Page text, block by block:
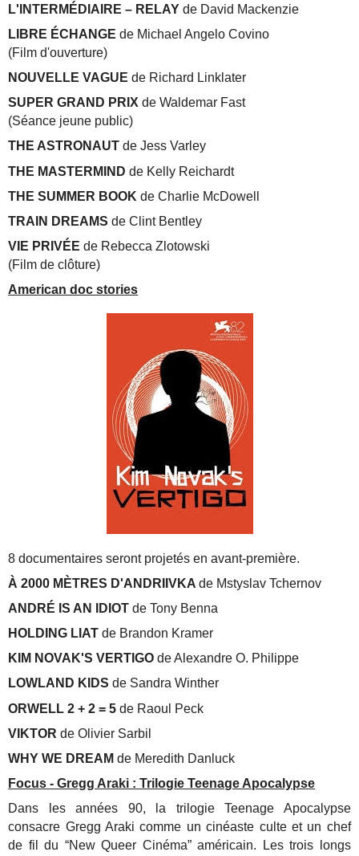
L'INTERMÉDIAIRE – RELAYde David Mackenzie
LIBRE ÉCHANGEde Michael Angelo Covino
(Film d'ouverture)
NOUVELLE VAGUEde Richard Linklater
SUPER GRAND PRIXde Waldemar Fast
(Séance jeune public)
THE ASTRONAUTde Jess Varley
THE MASTERMIND de Kelly Reichardt
THE SUMMER BOOKde Charlie McDowell
TRAIN DREAMSde Clint Bentley
VIE PRIVÉE de Rebecca Zlotowski
(Film de clôture)
American doc stories
8 documentaires seront projetés en avant-première.
À 2000 MÈTRES D'ANDRIIVKAde Mstyslav Tchernov
ANDRÉ IS AN IDIOT de Tony Benna
HOLDING LIAT de Brandon Kramer
KIM NOVAK'S VERTIGO de Alexandre O. Philippe
LOWLAND KIDS de Sandra Winther
ORWELL 2 + 2 = 5de Raoul Peck
VIKTORde Olivier Sarbil
WHY WE DREAMde Meredith Danluck
Focus - Gregg Araki : Trilogie Teenage Apocalypse
Dans les années 90, la trilogie Teenage Apocalypse
consacre Gregg Araki comme un cinéaste culte et un chef
de fil du “New Queer Cinéma” américain. Les trois longs